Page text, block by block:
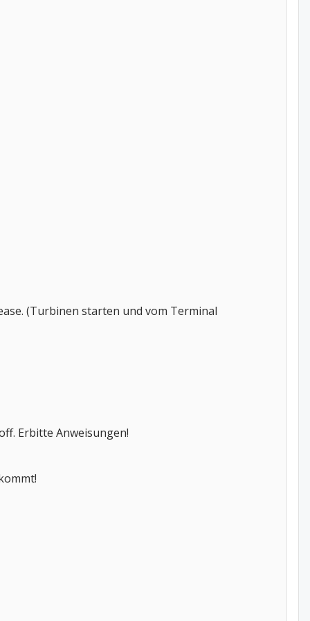
(Turbinen starten und vom Terminal
Erbitte Anweisungen!